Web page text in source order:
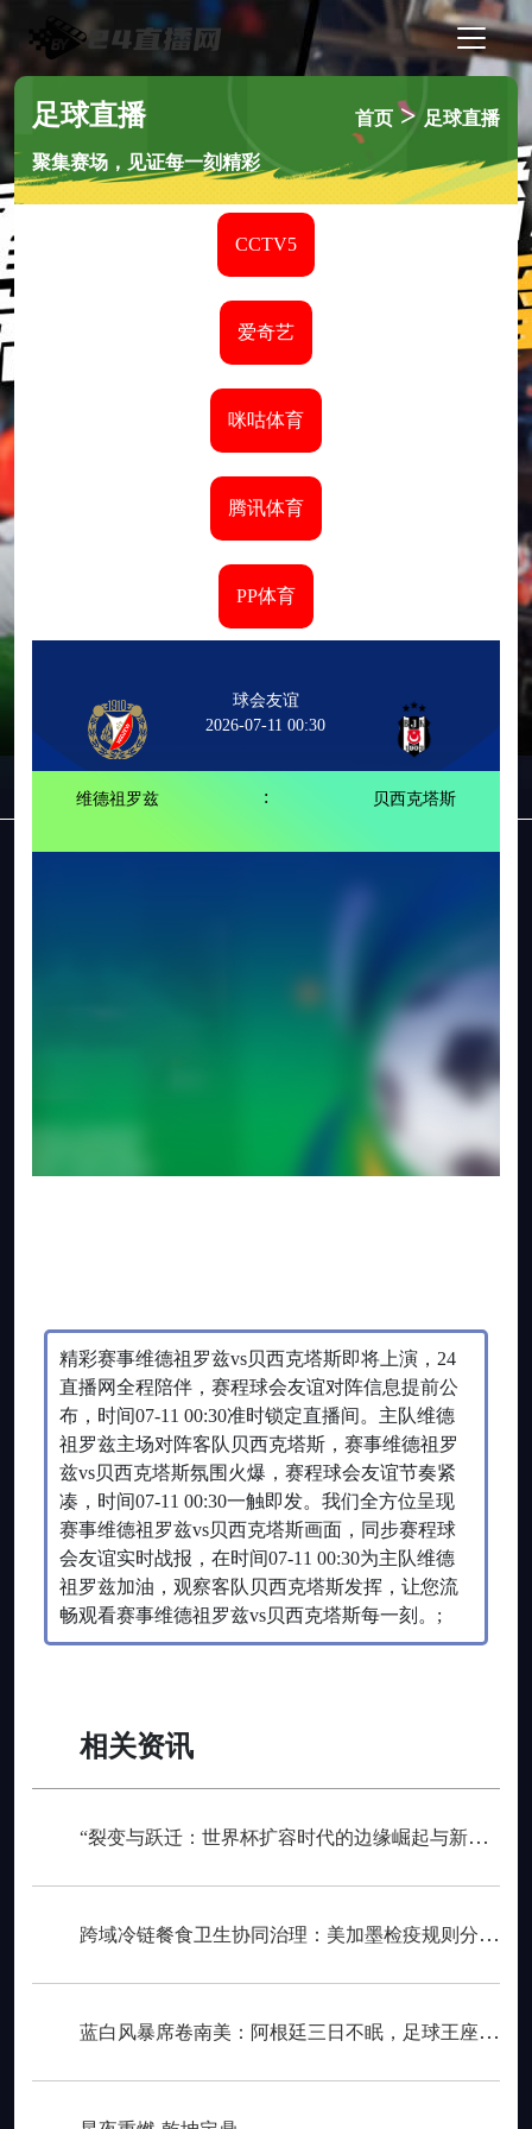
足球直播
聚集赛场，见证每一刻精彩
首页 > 足球直播
CCTV5
爱奇艺
咪咕体育
腾讯体育
PP体育
球会友谊
2026-07-11 00:30
维德祖罗兹 : 贝西克塔斯
精彩赛事维德祖罗兹vs贝西克塔斯即将上演，24
直播网全程陪伴，赛程球会友谊对阵信息提前公
布，时间07-11 00:30准时锁定直播间。主队维德
祖罗兹主场对阵客队贝西克塔斯，赛事维德祖罗
兹vs贝西克塔斯氛围火爆，赛程球会友谊节奏紧
凑，时间07-11 00:30一触即发。我们全方位呈现
赛事维德祖罗兹vs贝西克塔斯画面，同步赛程球
会友谊实时战报，在时间07-11 00:30为主队维德
祖罗兹加油，观察客队贝西克塔斯发挥，让您流
畅观看赛事维德祖罗兹vs贝西克塔斯每一刻。;
相关资讯
“裂变与跃迁：世界杯扩容时代的边缘崛起与新秩序重塑”
跨域冷链餐食卫生协同治理：美加墨检疫规则分歧与制度融合策略
蓝白风暴席卷南美：阿根廷三日不眠，足球王座再耀大陆